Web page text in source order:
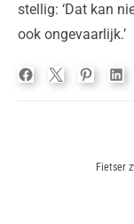
stellig: ‘Dat kan
ook ongevaarlijk.’
Fietser